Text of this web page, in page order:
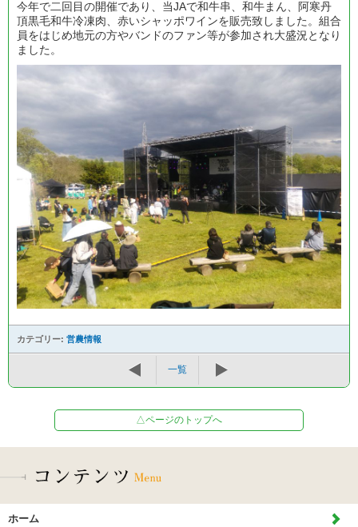
今年で二回目の開催であり、当JAで和牛串、和牛まん、阿寒丹
頂黒毛和牛冷凍肉、赤いシャッポワインを販売致しました。組合
員をはじめ地元の方やバンドのファン等が参加され大盛況となり
ました。
カテゴリー: 営農情報
一覧
△ページのトップへ
ホーム